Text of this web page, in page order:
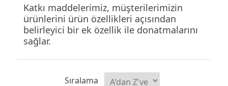
Katkı maddelerimiz, müşterilerimizin
ürünlerini ürün özellikleri açısından
belirleyici bir ek özellik ile donatmalarını
sağlar.
Sıralama